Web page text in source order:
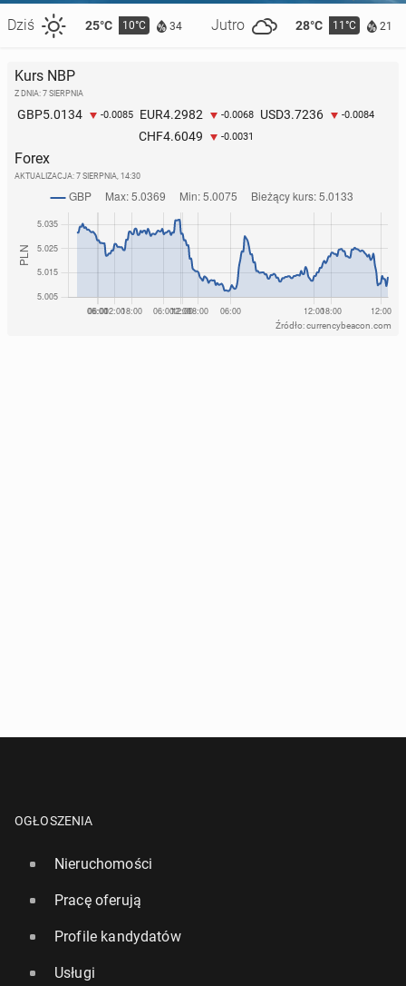
Dziś 25°C 10°C 34 Jutro 28°C 11°C 21
Kurs NBP
Z DNIA: 7 SIERPNIA
GBP5.0134 -0.0085 EUR4.2982 -0.0068 USD3.7236 -0.0084
CHF4.6049 -0.0031
Forex
AKTUALIZACJA: 7 SIERPNIA, 14:30
Źródło: currencybeacon.com
OGŁOSZENIA
Nieruchomości
Pracę oferują
Profile kandydatów
Usługi